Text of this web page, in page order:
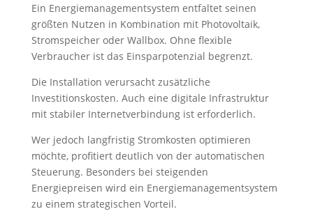
Ein Energiemanagementsystem entfaltet seinen
größten Nutzen in Kombination mit Photovoltaik,
Stromspeicher oder Wallbox. Ohne flexible
Verbraucher ist das Einsparpotenzial begrenzt.
Die Installation verursacht zusätzliche
Investitionskosten. Auch eine digitale Infrastruktur
mit stabiler Internetverbindung ist erforderlich.
Wer jedoch langfristig Stromkosten optimieren
möchte, profitiert deutlich von der automatischen
Steuerung. Besonders bei steigenden
Energiepreisen wird ein Energiemanagementsystem
zu einem strategischen Vorteil.